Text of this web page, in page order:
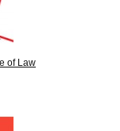
of Law